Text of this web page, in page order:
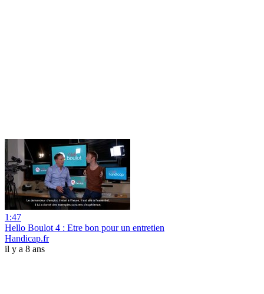
1:47
Hello Boulot 4 : Etre bon pour un entretien
Handicap.fr
il y a 8 ans